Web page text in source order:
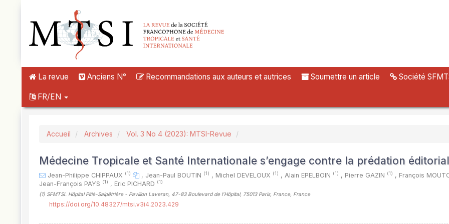
##plugins.themes.novelty.accessible_menu.main_navigation##
##plugins.themes.novelty.accessible_menu.main_content##
##plugins.themes.novelty.accessible_menu.sidebar##
La revue Anciens N° Recommandations aux auteurs et autrices Soumettre un article Société
FR/EN
Accueil Archives Vol. 3 No 4 (2023): MTSI-Revue
Médecine Tropicale et Santé Internationale s’engage contre la prédation
Jean-Philippe CHIPPAUX (1) , Jean-Paul BOUTIN (1) , Michel DEVELOUX (1) , Alain EPELBOIN (1) , Pierre GAZIN (1) , François
Jean-François PAYS (1) , Eric PICHARD (1)
(1) SFMTSI. Hôpital Pitié-Salpêtrière - Pavillon Laveran, 47-83 Boulevard de l’Hôpital, 75013 Paris, France, France
https://doi.org/10.48327/mtsi.v3i4.2023.429